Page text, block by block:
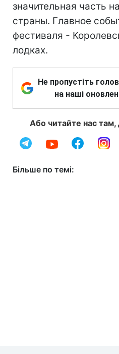
значительная часть
страны. Главное
фестиваля -
лодках.
Не пропустіть
на наші
Або читайте нас там,
Більше по темі: